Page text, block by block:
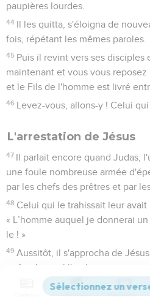
paupières lourdes.
44 Il les quitta, s'éloigna de
fois, répétant les mêmes paroles.
45 Puis il revint vers ses disciples
maintenant et vous vous
et le Fils de l'homme est livré
46 Levez-vous, allons-y ! Celui
L'arrestation de Jésus
47 Il parlait encore quand Judas,
une foule nombreuse armée
par les chefs des prêtres et par
48 Celui qui le trahissait leur avait
« L’homme auquel je donnerai
le ! »
49 Aussitôt, il s'approcha de Jésus
maître ! », et il l'embrassa.
Jésus lui dit : « Mon ami, ce
Versions Commentaires